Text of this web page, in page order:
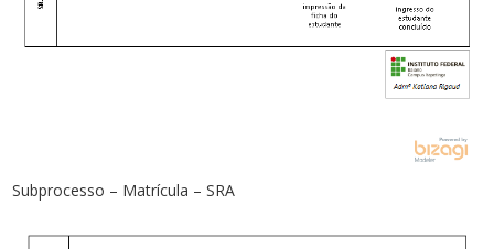
Subprocesso – Matrícula – SRA